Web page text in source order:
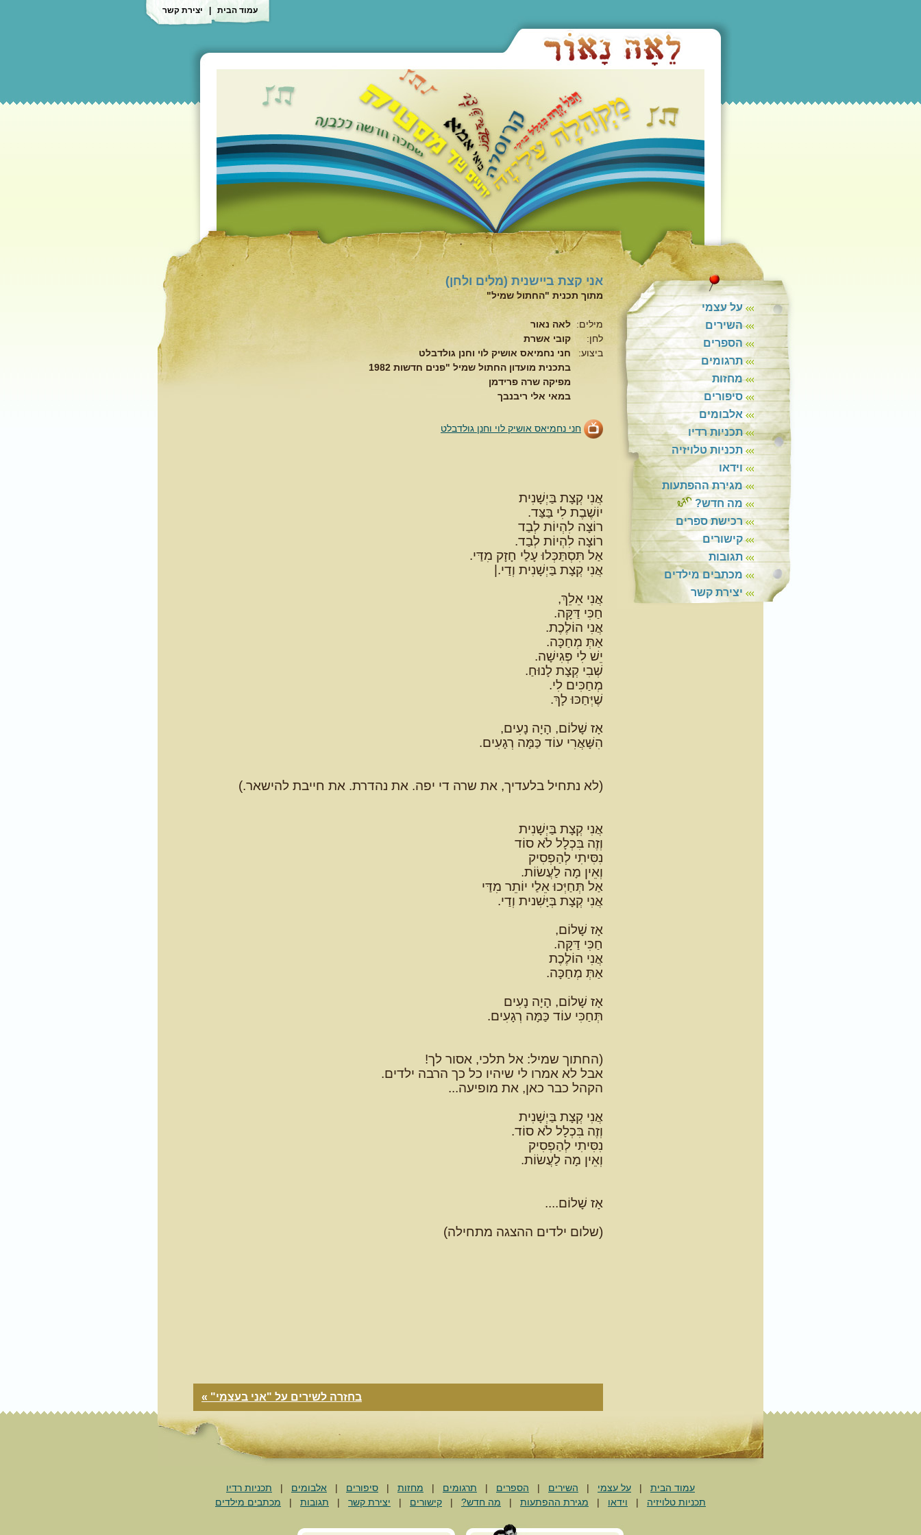
עמוד הבית יצירת קשר
על עצמי
השירים
הספרים
תרגומים
מחזות
סיפורים
אלבומים
תכניות רדיו
תכניות טלויזיה
וידאו
מגירת ההפתעות
מה חדש?
רכישת ספרים
קישורים
תגובות
מכתבים מילדים
יצירת קשר
אני קצת ביישנית (מלים ולחן)
מתוך תכנית "החתול שמיל"
מילים: לאה נאור
לחן:
קובי אשרת
ביצוע:
חני נחמיאס אושיק לוי וחנן גולדבלט
בתכנית מועדון החתול שמיל "פנים חדשות 1982
מפיקה שרה פרידמן
במאי אלי ריבנבך
חני נחמיאס אושיק לוי וחנן גולדבלט
אֲנִי קְצָת בַּיְשָׁנִית
יוֹשֶׁבֶת לִי בַּצַּד.
רוֹצָה לִהְיוֹת לְבַד
רוֹצָה לִהְיוֹת לְבַד.
אַל תִּסְתַּכְּלוּ עָלַי חָזָק מִדַּי.
אֲנִי קְצָת בַּיְשָׁנִית וְדַי.|
אֲנִי אֵלֵךְ,
חַכִּי דַּקָּה.
אֲנִי הוֹלֶכֶת.
אַתְּ מְחַכָּה.
יֵשׁ לִי פְּגִישָׁה.
שְׁבִי קְצָת לָנוּחַ.
מְחַכִּים לִי.
שֶׁיְּחַכּוּ לָךְ.
אָז שָׁלוֹם, הָיָה נָעִים,
הִשָּׁאֲרִי עוֹד כַּמָּה רְגָעִים.
(לא נתחיל בלעדיך, את שרה די יפה. את נהדרת. את חייבת להישאר.)
אֲנִי קְצָת בַּיְשָׁנִית
וְזֶה בִּכְלָל לֹא סוֹד
נִסִּיתִי לְהַפְסִיק
וְאֵין מָה לַעֲשׂוֹת.
אַל תְּחַיְּכוּ אֵלַי יוֹתֵר מִדַּי
אֲנִי קְצָת בְּיָּשִׁנית וְדַי.
אָז שָׁלוֹם,
חַכִּי דַּקָּה.
אֲנִי הוֹלֶכֶת
אַתְּ מְחַכָּה.
אָז שָׁלוֹם, הָיָה נָעִים
תְּחַכִּי עוֹד כַּמָּה רְגָעִים.
(החתוך שמיל: אל תלכי, אסור לך!
אבל לא אמרו לי שיהיו כל כך הרבה ילדים.
הקהל כבר כאן, את מופיעה...
אֲנִי קְצָת בַּיְשָׁנִית
וְזֶה בִּכְלָל לֹא סוֹד.
נִסִּיתִי לְהַפְסִיק
וְאֵין מָה לַעֲשׂוֹת.
אָז שָׁלוֹם....
(שלום ילדים ההצגה מתחילה)
בחזרה לשירים על "אני בעצמי" »
עמוד הבית | על עצמי | השירים | הספרים | תרגומים | מחזות | סיפורים | אלבומים | תכניות רדיו
תכניות טלויזיה | וידאו | מגירת ההפתעות | מה חדש? | קישורים | יצירת קשר | תגובות | מכתבים מילדים